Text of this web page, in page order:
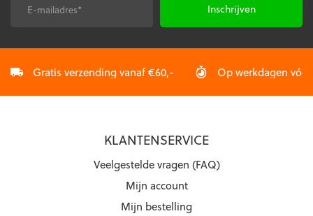
de
Gratis verzending vanaf €60,- Op werkdagen
KLANTENSERVICE
Veelgestelde vragen (FAQ)
Mijn account
Mijn bestelling